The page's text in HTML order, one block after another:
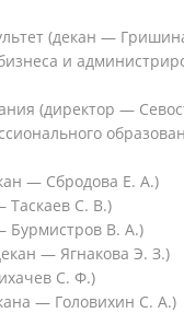
(декан —
и
(директор —
— Сбродова Е. А.)
Таскаев С. В.)
Бурмистров В. А.)
— Ягнакова Э. З.)
С. Ф.)
— Головихин С. А.)